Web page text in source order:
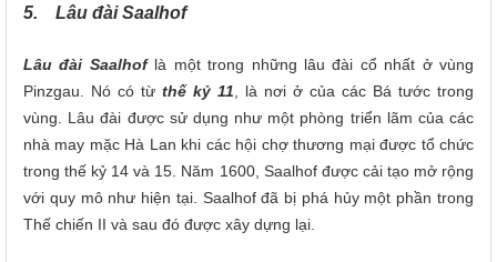
5. Lâu đài Saalhof
Lâu đài Saalhoflà một trong những lâu đài cổ nhất ở vùng
Pinzgau. Nó có từ thế kỷ 11 , là nơi ở của các Bá tước trong
vùng. Lâu đài được sử dụng như một phòng triển lãm của các
nhà may mặc Hà Lan khi các hội chợ thương mại được tổ chức
trong thế kỷ 14 và 15. Năm 1600, Saalhof được cải tạo mở rộng
với quy mô như hiện tại. Saalhof đã bị phá hủy một phần trong
Thế chiến II và sau đó được xây dựng lại.